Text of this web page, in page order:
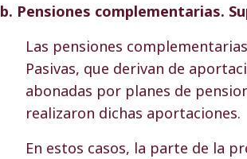
b. Pensiones complementarias.
Las pensiones
Pasivas, que derivan de
abonadas por planes de
realizaron dichas aportaciones.
En estos casos, la parte de la